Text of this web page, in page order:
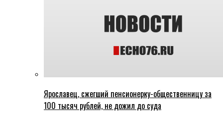
Ярославец, сжегший пенсионерку-общественницу за
100 тысяч рублей, не дожил до суда